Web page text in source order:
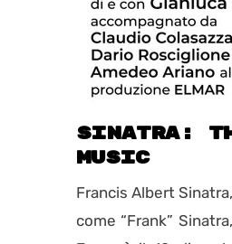
sinatra:
MUSIC
Francis Albert
come “Frank”